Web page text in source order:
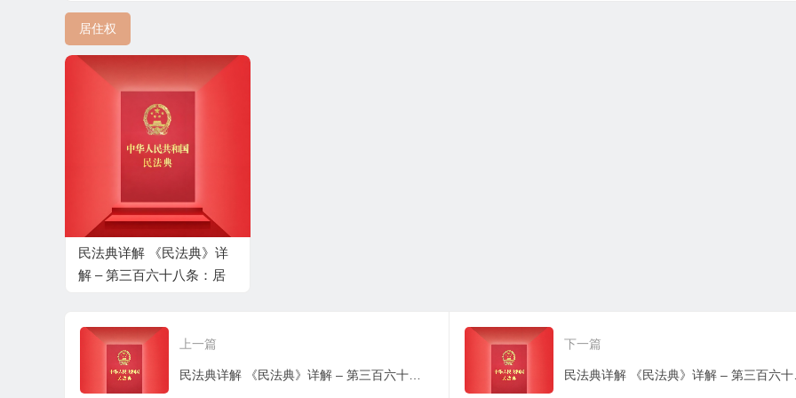
居住权
民法典详解 《民法典》详
解 – 第三百六十八条：居
上一篇 下一篇